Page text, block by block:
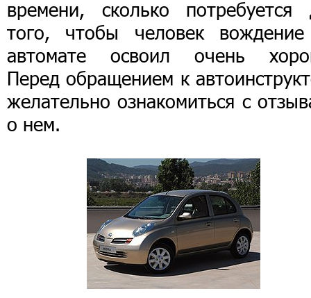
времени, сколько потребуется
того, чтобы человек
автомате освоил очень
Перед обращением к
желательно ознакомиться с
о нем.